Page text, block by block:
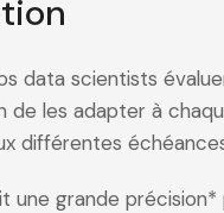
data scientists
de les adapter à
différentes
une grande précision*